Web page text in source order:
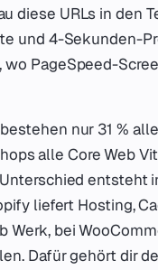
diese URLs in den
und 4-Sekunden-
wo PageSpeed-
nur 31 %
alle Core Web
entsteht
liefert Hosting,
Werk, bei
Dafür gehört dir